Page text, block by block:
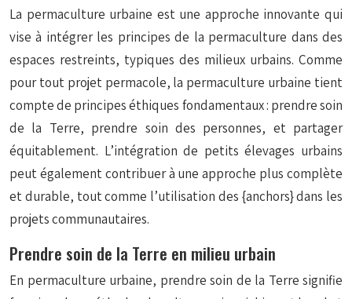
La permaculture urbaine est une approche innovante qui
vise à intégrer les principes de la permaculture dans des
espaces restreints, typiques des milieux urbains. Comme
pour tout projet permacole, la permaculture urbaine tient
compte de principes éthiques fondamentaux : prendre soin
de la Terre, prendre soin des personnes, et partager
équitablement. L’intégration de petits élevages urbains
peut également contribuer à une approche plus complète
et durable, tout comme l’utilisation des {anchors} dans les
projets communautaires.
Prendre soin de la Terre en milieu urbain
En permaculture urbaine, prendre soin de la Terre signifie